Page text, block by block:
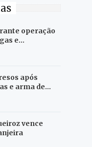
operação
e…
após
e arma de…
vence